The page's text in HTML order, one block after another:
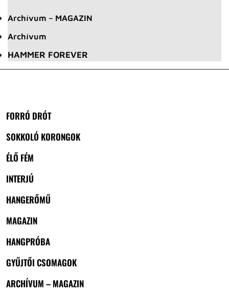
Archívum – MAGAZIN
Archívum
HAMMER FOREVER
FORRÓ DRÓT
SOKKOLÓ KORONGOK
ÉLŐ FÉM
INTERJÚ
HANGERŐMŰ
MAGAZIN
HANGPRÓBA
GYŰJTŐI CSOMAGOK
ARCHÍVUM – MAGAZIN